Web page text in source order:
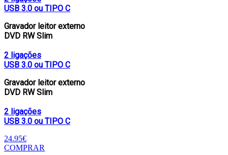
USB 3.0 ou TIPO C
Gravador leitor externo
DVD RW Slim
2 ligações
USB 3.0 ou TIPO C
Gravador leitor externo
DVD RW Slim
2 ligações
USB 3.0 ou TIPO C
24.95€
COMPRAR